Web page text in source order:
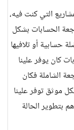
التي كنت فيه،
الحسابات بشكل
حسابية أو تلافيها
كان يوفر علينا
الشاملة فكان
موثق توفر علينا
بتطوير الحالة